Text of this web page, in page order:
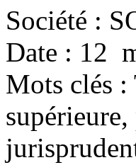
Société :
Date : 12
Mots clés :